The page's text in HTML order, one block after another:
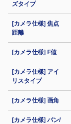
ズタイプ
[カメラ仕様] 焦点
距離
[カメラ仕様] F値
[カメラ仕様] アイ
リスタイプ
[カメラ仕様] 画角
[カメラ仕様] パン/